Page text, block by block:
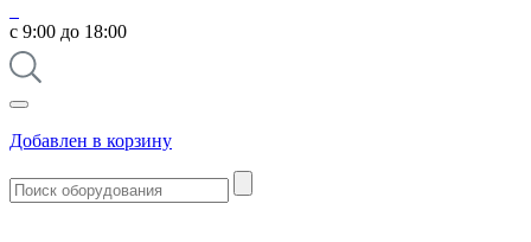
с 9:00 до 18:00
Добавлен в корзину